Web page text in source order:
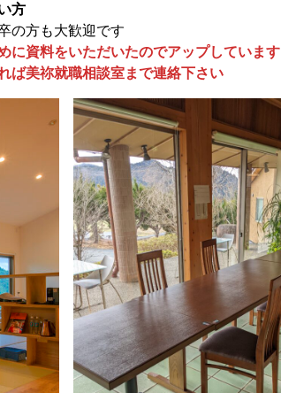
方
の方も大歓迎です
に資料をいただいたのでアップしています
ば美祢就職相談室まで連絡下さい